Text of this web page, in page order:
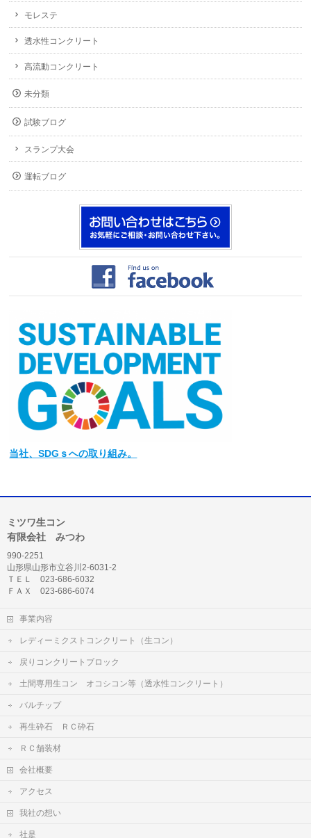
モレステ
透水性コンクリート
高流動コンクリート
未分類
試験ブログ
スランプ大会
運転ブログ
当社、SDGｓへの取り組み。
ミツワ生コン
有限会社 みつわ
990-2251
山形県山形市立谷川2-6031-2
ＴＥＬ 023-686-6032
ＦＡＸ 023-686-6074
事業内容
レディーミクストコンクリート（生コン）
戻りコンクリートブロック
土間専用生コン オコシコン等（透水性コンクリート）
バルチップ
再生砕石 ＲＣ砕石
ＲＣ舗装材
会社概要
アクセス
我社の想い
社是